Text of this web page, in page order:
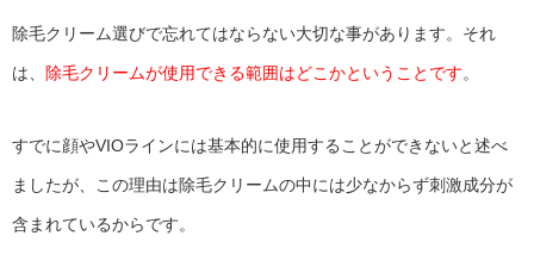
除毛クリーム選びで忘れてはならない大切な事があります。それ
は、 除毛クリームが使用できる範囲はどこかということです。
すでに顔やVIOラインには基本的に使用することができないと述べ
ましたが、この理由は除毛クリームの中には少なからず刺激成分が
含まれているからです。